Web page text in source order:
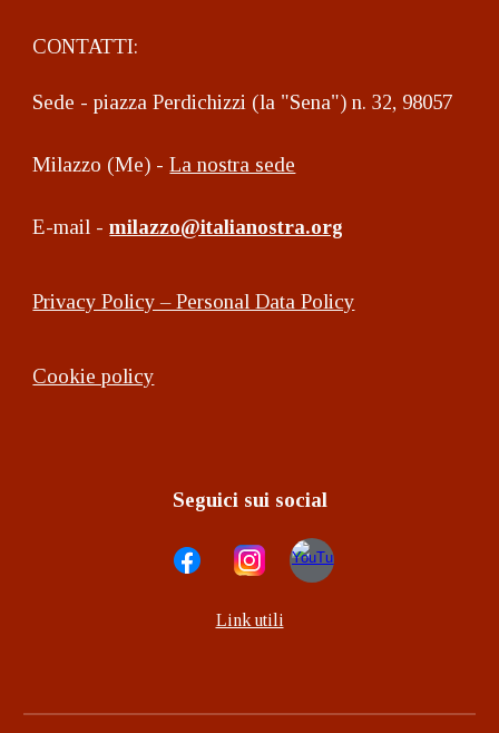
CONTATTI:
Sede - piazza Perdichizzi (la "Sena") n. 32, 98057
Milazzo (Me) -La nostra sede
E-mail -milazzo@italianostra.org
Privacy Policy – Personal Data Policy
Cookie policy
Seguici sui social
Link utili